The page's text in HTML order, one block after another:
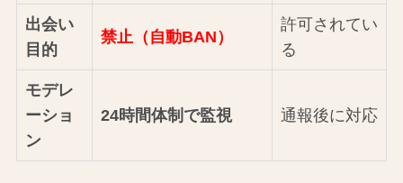
出会い
目的
禁止（自動BAN）
許可されてい
る
モデレ
ーショ
ン
24時間体制で監視 通報後に対応